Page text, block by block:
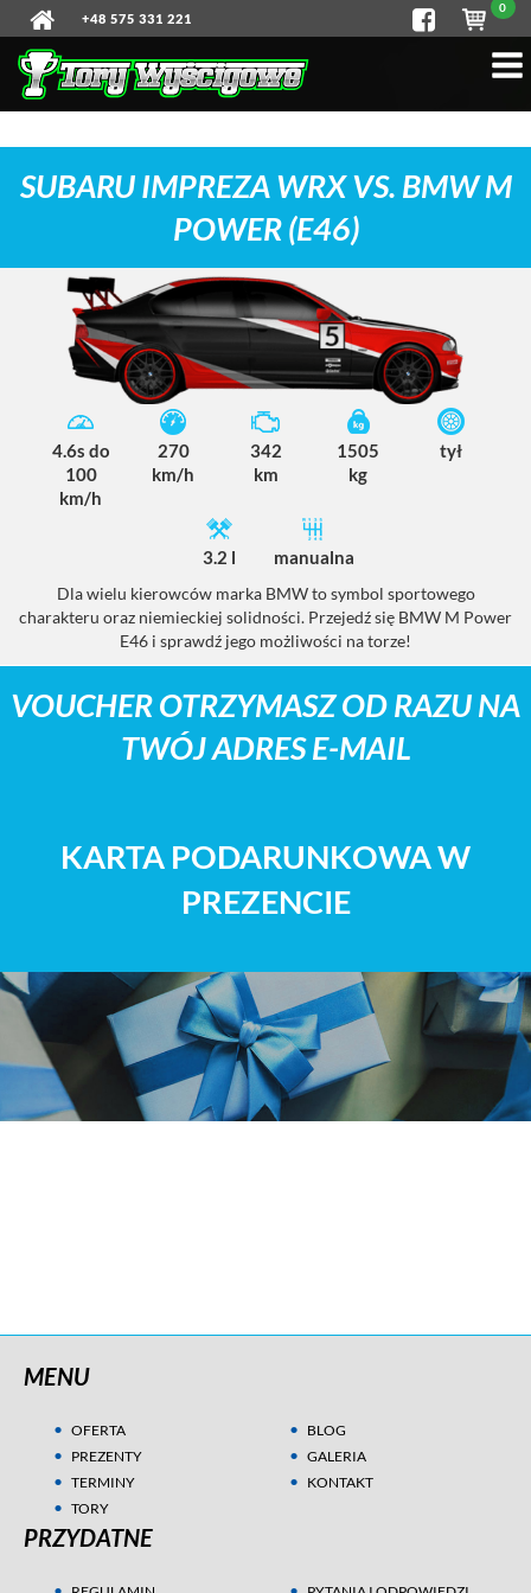
+48 575 331 221
0
SUBARU IMPREZA WRX VS. BMW M
POWER (E46)
4.6s do
100
km/h
270
km/h
342
km
1505
kg
tył
3.2 l
manualna
Dla wielu kierowców marka BMW to symbol sportowego
charakteru oraz niemieckiej solidności. Przejedź się BMW M Power
E46 i sprawdź jego możliwości na torze!
VOUCHER OTRZYMASZ OD RAZU NA
TWÓJ ADRES E-MAIL
KARTA PODARUNKOWA W
PREZENCIE
MENU
OFERTA
PREZENTY
TERMINY
TORY
BLOG
GALERIA
KONTAKT
PRZYDATNE